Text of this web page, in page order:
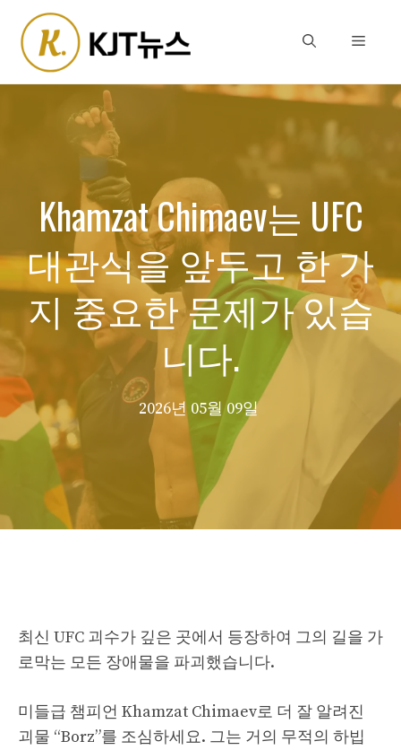
content
Menu
Khamzat Chimaev는 UFC
대관식을 앞두고 한 가
지 중요한 문제가 있습
니다.
2026년 05월 09일
최신 UFC 괴수가 깊은 곳에서 등장하여 그의 길을 가
로막는 모든 장애물을 파괴했습니다.
미들급 챔피언 Khamzat Chimaev로 더 잘 알려진
괴물 “Borz”를 조심하세요. 그는 거의 무적의 하빕